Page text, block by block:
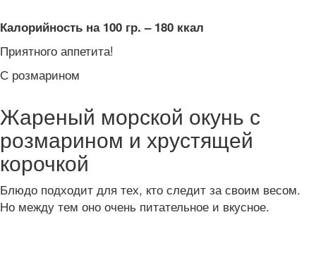
Калорийность на 100 гр. – 180 ккал
Приятного аппетита!
С розмарином
Жареный морской окунь с
розмарином и хрустящей
корочкой
Блюдо подходит для тех, кто следит за своим весом.
Но между тем оно очень питательное и вкусное.